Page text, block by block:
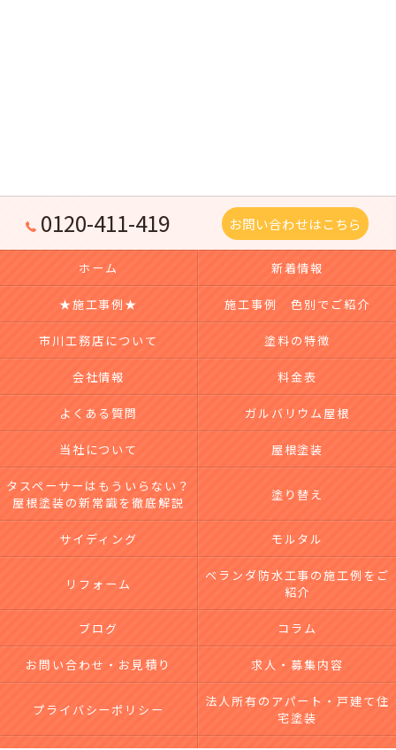
0120-411-419 お問い合わせはこちら
ホーム 新着情報
★施工事例★ 施工事例 色別でご紹介
市川工務店について 塗料の特徴
会社情報 料金表
よくある質問 ガルバリウム屋根
当社について 屋根塗装
タスペーサーはもういらない？
屋根塗装の新常識を徹底解説
塗り替え
サイディング モルタル
リフォーム
ベランダ防水工事の施工例をご
紹介
ブログ コラム
お問い合わせ・お見積り 求人・募集内容
プライバシーポリシー
法人所有のアパート・戸建て住
宅塗装